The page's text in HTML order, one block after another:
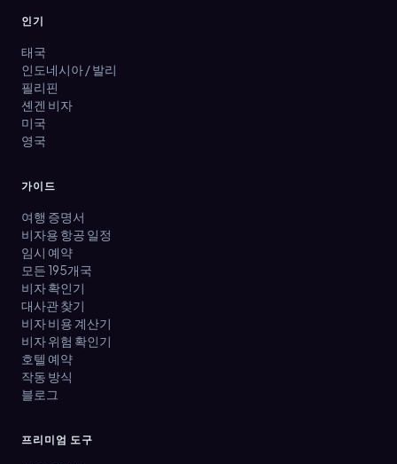
인기
태국
인도네시아 / 발리
필리핀
셴겐 비자
미국
영국
가이드
여행 증명서
비자용 항공 일정
임시 예약
모든 195개국
비자 확인기
대사관 찾기
비자 비용 계산기
비자 위험 확인기
호텔 예약
작동 방식
블로그
프리미엄 도구